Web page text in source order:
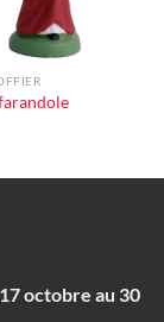
octobre au 30